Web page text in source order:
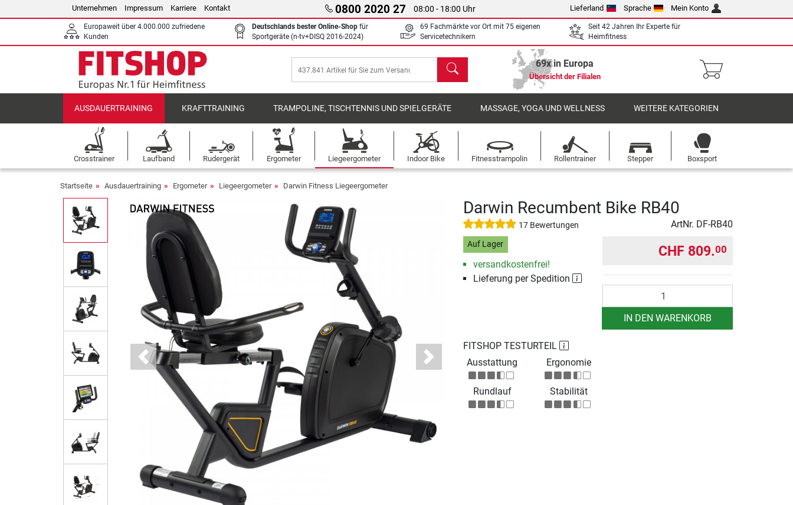
Unternehmen Impressum Karriere Kontakt 0800 2020 27 08:00 - 18:00 Uhr Lieferland Sprache Mein Konto
Europaweit über 4.000.000 zufriedene
Kunden
Deutschlands bester Online-Shop für
Sportgeräte (n-tv+DISQ 2016-2024)
69 Fachmärkte vor Ort mit 75 eigenen
Servicetechnikern
Seit 42 Jahren Ihr Experte für
Heimfitness
Suchen 69x in Europa
Übersicht der Filialen
AUSDAUERTRAINING KRAFTTRAINING TRAMPOLINE, TISCHTENNIS UND SPIELGERÄTE MASSAGE, YOGA UND WELLNESS WEITERE KATEGORIEN
Crosstrainer Laufband Rudergerät Ergometer Liegeergometer Indoor Bike Fitnesstrampolin Rollentrainer Stepper Boxsport
Startseite Ausdauertraining Ergometer Liegeergometer Darwin Fitness Liegeergometer
Previous Next
Darwin Recumbent Bike RB40
17 Bewertungen ArtNr. DF-RB40
Auf Lager
versandkostenfrei!
Lieferung per Spedition
CHF 809.00
IN DEN WARENKORB
FITSHOP TESTURTEIL
Ausstattung
Ergonomie
Rundlauf Stabilität